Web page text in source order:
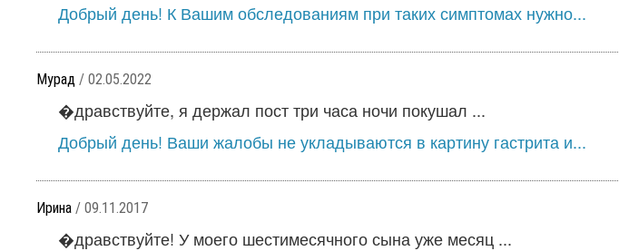
Добрый день! К Вашим обследованиям при таких симптомах нужно...
Мурад / 02.05.2022
�дравствуйте, я держал пост три часа ночи покушал ...
Добрый день! Ваши жалобы не укладываются в картину гастрита и...
Ирина / 09.11.2017
�дравствуйте! У моего шестимесячного сына уже месяц ...